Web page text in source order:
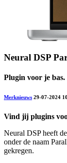
Neural DSP
Plugin voor je bas.
Merknieuws 29-07-2024
Vind jij plugins
Neural DSP heeft
onder de naam
gekregen.